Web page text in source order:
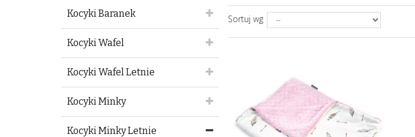
Kocyki Baranek
Kocyki Wafel
Kocyki Wafel Letnie
Kocyki Minky
Kocyki Minky Letnie
Sortuj wg --